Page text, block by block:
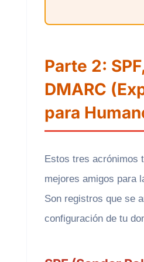
Parte 2:
DMARC
para
Estos tres acrónimos
mejores amigos para
Son registros que se
configuración de tu